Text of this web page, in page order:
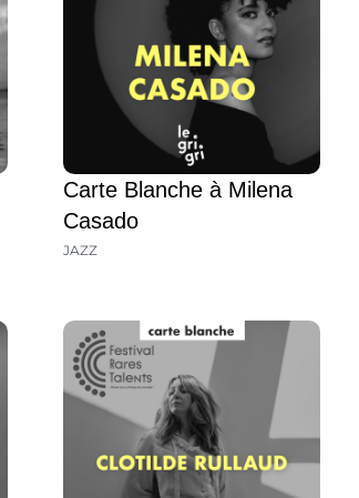
Carte Blanche à Milena
Casado
JAZZ